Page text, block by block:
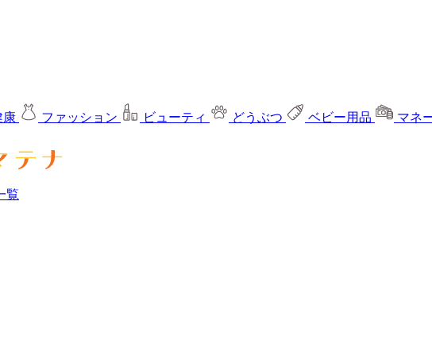
康 ファッション ビューティ どうぶつ ベビー用品
マネ
覧